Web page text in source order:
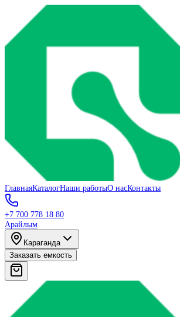
ГлавнаяКаталогНаши работыО насКонтакты
+7 700 778 18 80
Арайлым
Караганда
Заказать емкость